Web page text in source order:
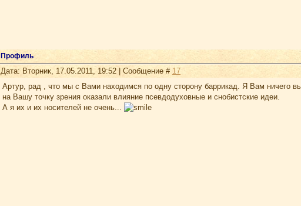
Профиль
Дата: Вторник, 17.05.2011, 19:52 | Сообщение # 17
Артур, рад , что мы с Вами находимся по одну сторону баррикад. Я Вам ничего
на Вашу точку зрения оказали влияние псевдодуховные и снобистские идеи.
А я их и их носителей не очень...